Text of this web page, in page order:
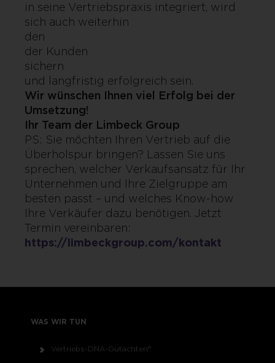
in seine Vertriebspraxis integriert, wird
sich auch weiterhin
den
der Kunden
und langfristig erfolgreich sein.
Wir wünschen Ihnen viel Erfolg bei der
Umsetzung!
Ihr Team der Limbeck Group
PS: Sie möchten Ihren Vertrieb auf die
Überholspur bringen? Lassen Sie uns
sprechen, welcher Verkaufsansatz für Ihr
Unternehmen und Ihre Zielgruppe am
besten passt – und welches Know-how
Ihre Verkäufer dazu benötigen. Jetzt
Termin vereinbaren:
https://limbeckgroup.com/kontakt
WAS WIR TUN
Vertriebs-DNA-Gutachten®